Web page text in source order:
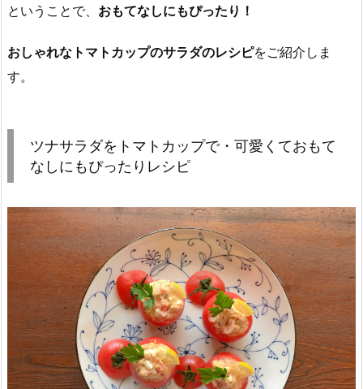
ということで、 おもてなしにもぴったり！
おしゃれなトマトカップのサラダのレシピをご紹介しま
す。
ツナサラダをトマトカップで・可愛くておもて
なしにもぴったりレシピ